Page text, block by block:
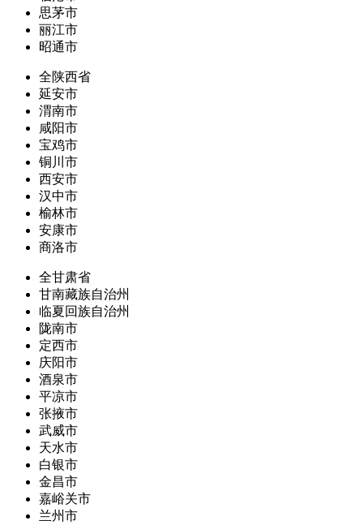
思茅市
丽江市
昭通市
全陕西省
延安市
渭南市
咸阳市
宝鸡市
铜川市
西安市
汉中市
榆林市
安康市
商洛市
全甘肃省
甘南藏族自治州
临夏回族自治州
陇南市
定西市
庆阳市
酒泉市
平凉市
张掖市
武威市
天水市
白银市
金昌市
嘉峪关市
兰州市